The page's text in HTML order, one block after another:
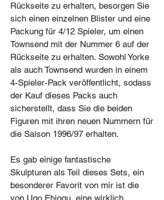
Rückseite zu erhalten, besorgen Sie
sich einen einzelnen Blister und eine
Packung für 4/12 Spieler, um einen
Townsend mit der Nummer 6 auf der
Rückseite zu erhalten. Sowohl Yorke
als auch Townsend wurden in einem
4-Spieler-Pack veröffentlicht, sodass
der Kauf dieses Packs auch
sicherstellt, dass Sie die beiden
Figuren mit ihren neuen Nummern für
die Saison 1996/97 erhalten.
Es gab einige fantastische
Skulpturen als Teil dieses Sets, ein
besonderer Favorit von mir ist die
von Ugo Ehiogu, eine wirklich